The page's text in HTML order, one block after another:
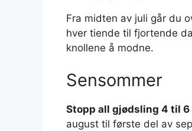
Fra midten av juli går du
hver tiende til fjortende
knollene å modne.
Sensommer
Stopp all gjødsling 4 til
august til første del av